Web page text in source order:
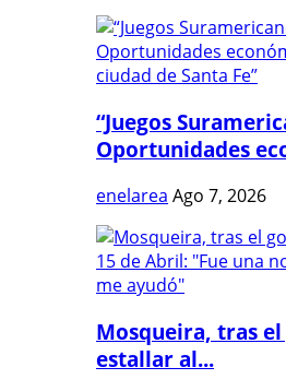
“Juegos
Oportunidades
enelarea Ago 7, 2026
Mosqueira, tras
estallar al...